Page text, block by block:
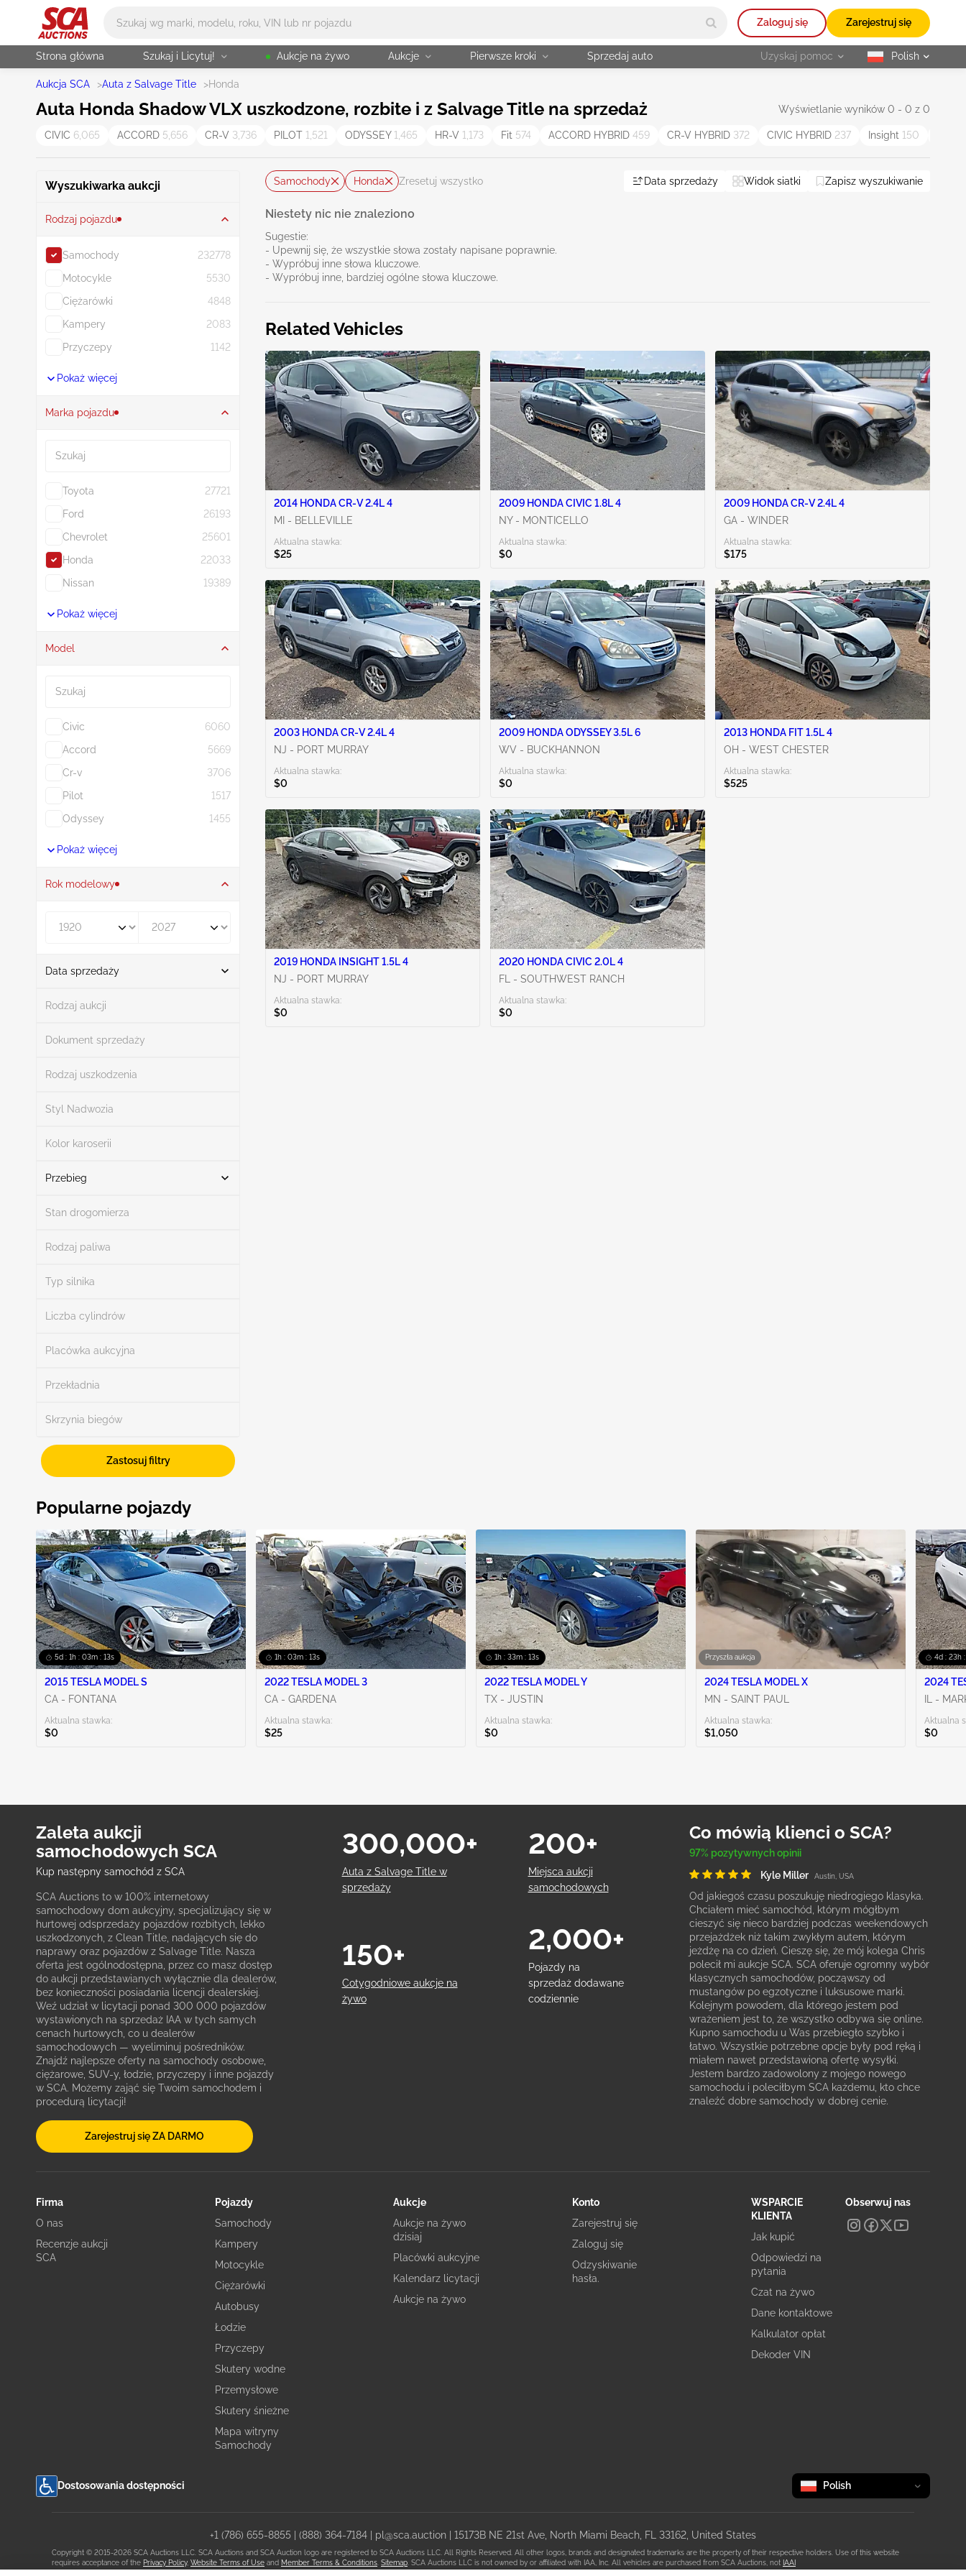
Zaloguj się Zarejestruj się
Strona główna Szukaj i Licytuj! Aukcje na żywo Aukcje Pierwsze kroki Sprzedaj auto Uzyskaj pomoc selected
Polish
Aukcja SCA >Auta z Salvage Title >Honda
Auta Honda Shadow VLX uszkodzone, rozbite i z Salvage Title na sprzedaż Wyświetlanie wyników 0 - 0 z 0
CIVIC 6,065 ACCORD 5,656 CR-V 3,736 PILOT 1,521 ODYSSEY 1,465 HR-V 1,173 Fit 574 ACCORD HYBRID 459 CR-V HYBRID 372 CIVIC HYBRID 237 Insight 150
Wyszukiwarka aukcji
Rodzaj pojazdu
Samochody
232778
Motocykle
5530
Ciężarówki
4848
Kampery
2083
Przyczepy
1142
Pokaż więcej
Marka pojazdu
Toyota
27721
Ford
26193
Chevrolet
25601
Honda
22033
Nissan
19389
Pokaż więcej
Model
Civic
6060
Accord
5669
Cr-v
3706
Pilot
1517
Odyssey
1455
Pokaż więcej
Rok modelowy
Data sprzedaży
Od
Rodzaj aukcji
Dokument sprzedaży
Rodzaj uszkodzenia
Styl Nadwozia
Kolor karoserii
Przebieg
Stan drogomierza
Rodzaj paliwa
Typ silnika
Liczba cylindrów
Placówka aukcyjna
Szukaj
Pokaż więcej
Przekładnia
Skrzynia biegów
Zastosuj filtry
Samochody Honda Zresetuj wszystko Data sprzedaży Widok siatki Zapisz wyszukiwanie
Niestety nic nie znaleziono
Sugestie:
- Upewnij się, że wszystkie słowa zostały napisane poprawnie.
- Wypróbuj inne słowa kluczowe.
- Wypróbuj inne, bardziej ogólne słowa kluczowe.
Related Vehicles
2014 HONDA CR-V 2.4L 4
MI - BELLEVILLE
Aktualna stawka:
$25
2009 HONDA CIVIC 1.8L 4
NY - MONTICELLO
Aktualna stawka:
$0
2009 HONDA CR-V 2.4L 4
GA - WINDER
Aktualna stawka:
$175
2003 HONDA CR-V 2.4L 4
NJ - PORT MURRAY
Aktualna stawka:
$0
2009 HONDA ODYSSEY 3.5L 6
WV - BUCKHANNON
Aktualna stawka:
$0
2013 HONDA FIT 1.5L 4
OH - WEST CHESTER
Aktualna stawka:
$525
2019 HONDA INSIGHT 1.5L 4
NJ - PORT MURRAY
Aktualna stawka:
$0
2020 HONDA CIVIC 2.0L 4
FL - SOUTHWEST RANCH
Aktualna stawka:
$0
Popularne pojazdy
5d : 1h : 03m : 12s
2015 TESLA MODEL S
CA - FONTANA
Aktualna stawka:
$0
1h : 03m : 12s
2022 TESLA MODEL 3
CA - GARDENA
Aktualna stawka:
$25
1h : 33m : 12s
2022 TESLA MODEL Y
TX - JUSTIN
Aktualna stawka:
$0
Przyszła aukcja
2024 TESLA MODEL X
MN - SAINT PAUL
Aktualna stawka:
$1,050
4d : 23h
2024
IL -
Aktualna
$0
Zaleta aukcji
samochodowych SCA
Kup następny samochód z SCA
SCA Auctions to w 100% internetowy
samochodowy dom aukcyjny, specjalizujący się w
hurtowej odsprzedaży pojazdów rozbitych, lekko
uszkodzonych, z Clean Title, nadających się do
naprawy oraz pojazdów z Salvage Title. Nasza
oferta jest ogólnodostępna, przez co masz dostęp
do aukcji przedstawianych wyłącznie dla dealerów,
bez konieczności posiadania licencji dealerskiej.
Weź udział w licytacji ponad 300 000 pojazdów
wystawionych na sprzedaż IAA w tych samych
cenach hurtowych, co u dealerów
samochodowych — wyeliminuj pośredników.
Znajdź najlepsze oferty na samochody osobowe,
ciężarowe, SUV-y, łodzie, przyczepy i inne pojazdy
w SCA. Możemy zająć się Twoim samochodem i
procedurą licytacji!
Zarejestruj się ZA DARMO
Auta z Salvage Title w
sprzedaży
300,000+
Miejsca aukcji
samochodowych
200+
Cotygodniowe aukcje na
żywo
150+
Pojazdy na
sprzedaż dodawane
codziennie
2,000+
Co mówią klienci o SCA?
97% pozytywnych opinii
Kyle Miller
Austin, USA
Od jakiegoś czasu poszukuję niedrogiego klasyka.
Chciałem mieć samochód, którym mógłbym
cieszyć się nieco bardziej podczas weekendowych
przejażdżek niż takim zwykłym autem, którym
jeżdżę na co dzień. Cieszę się, że mój kolega Chris
polecił mi aukcje SCA. SCA oferuje ogromny wybór
klasycznych samochodów, począwszy od
mustangów po egzotyczne i luksusowe marki.
Kolejnym powodem, dla którego jestem pod
wrażeniem jest to, że wszystko odbywa się online.
Kupno samochodu u Was przebiegło szybko i
łatwo. Wszystkie potrzebne opcje były pod ręką i
miałem nawet przedstawioną ofertę wysyłki.
Jestem bardzo zadowolony z mojego nowego
samochodu i poleciłbym SCA każdemu, kto chce
znaleźć dobre samochody w dobrej cenie.
Firma
O nas
Recenzje aukcji
SCA
Pojazdy
Samochody
Kampery
Motocykle
Ciężarówki
Autobusy
Łodzie
Przyczepy
Skutery wodne
Przemysłowe
Skutery śnieżne
Mapa witryny
Samochody
Aukcje
Aukcje na żywo
dzisiaj
Placówki aukcyjne
Kalendarz licytacji
Aukcje na żywo
Konto
Zarejestruj się
Zaloguj się
Odzyskiwanie
hasła.
WSPARCIE
KLIENTA
Jak kupić
Odpowiedzi na
pytania
Czat na żywo
Dane kontaktowe
Kalkulator opłat
Dekoder VIN
Obserwuj nas
Dostosowania dostępności Zmień język
selected
Polish
+1 (786) 655-8855 (888) 364-7184 pl@sca.auction | 15173B NE 21st Ave, North Miami Beach, FL 33162, United States
Copyright © 2015-2026 SCA Auctions LLC. SCA Auctions and SCA Auction logo are registered to SCA Auctions LLC. All Rights Reserved. All other logos, brands and designated trademarks are the property of their respective holders. Use of this website
requires acceptance of the Privacy Policy, Website Terms of Use and Member Terms & Conditions Sitemap . SCA Auctions LLC is not owned by or affiliated with IAA, Inc. All vehicles are purchased from SCA Auctions, not IAAI